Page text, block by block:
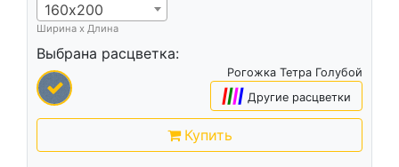
160х200
Ширина х Длина
Выбрана расцветка:
Рогожка Тетра Голубой
|||| Другие расцветки
Купить